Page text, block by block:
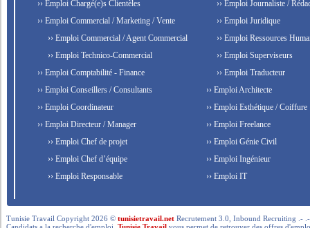
›› Emploi Chargé(e)s Clientèles
›› Emploi Commercial / Marketing / Vente
›› Emploi Commercial / Agent Commercial
›› Emploi Technico-Commercial
›› Emploi Comptabilité - Finance
›› Emploi Conseillers / Consultants
›› Emploi Coordinateur
›› Emploi Directeur / Manager
›› Emploi Chef de projet
›› Emploi Chef d’équipe
›› Emploi Responsable
›› Emploi Journaliste /
›› Emploi Juridique
›› Emploi Ressources
›› Emploi Superviseurs
›› Emploi Traducteur
›› Emploi Architecte
›› Emploi Esthétique / Coiffure
›› Emploi Freelance
›› Emploi Génie Civil
›› Emploi Ingénieur
›› Emploi IT
Tunisie Travail Copyright 2026 ©tunisietravail.net Recrutement 3.0, Inbound Recruiting .-